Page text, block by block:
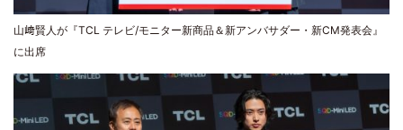
山﨑賢人が『TCL テレビ/モニター新商品＆新アンバサダー・新CM発表会』
に出席